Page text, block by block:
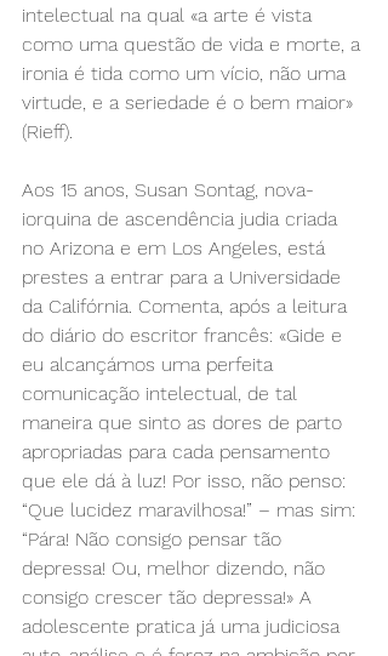
intelectual na qual «a arte é vista
como uma questão de vida e morte, a
ironia é tida como um vício, não uma
virtude, e a seriedade é o bem maior»
(Rieff).
Aos 15 anos, Susan Sontag, nova-
iorquina de ascendência judia criada
no Arizona e em Los Angeles, está
prestes a entrar para a Universidade
da Califórnia. Comenta, após a leitura
do diário do escritor francês: «Gide e
eu alcançámos uma perfeita
comunicação intelectual, de tal
maneira que sinto as dores de parto
apropriadas para cada pensamento
que ele dá à luz! Por isso, não penso:
“Que lucidez maravilhosa!” – mas sim:
“Pára! Não consigo pensar tão
depressa! Ou, melhor dizendo, não
consigo crescer tão depressa!» A
adolescente pratica já uma judiciosa